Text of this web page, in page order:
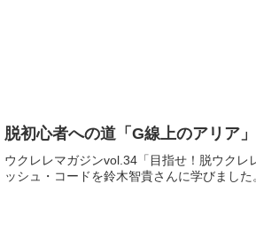
脱初心者への道「G線上のアリア
ウクレレマガジンvol.34「目指せ！脱ウク
ッシュ・コードを鈴木智貴さんに学びまし